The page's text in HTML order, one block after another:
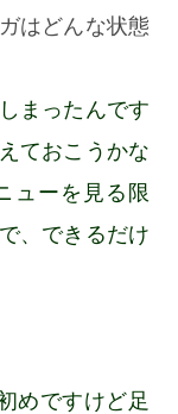
はどんな状態
まったんです
ておこうかな
ューを見る限
、できるだけ
めですけど足